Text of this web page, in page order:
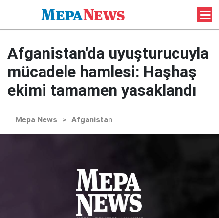
Afganistan'da uyuşturucuyla
mücadele hamlesi: Haşhaş
ekimi tamamen yasaklandı
Mepa News > Afganistan